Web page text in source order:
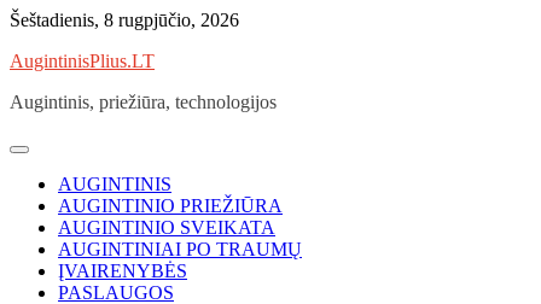
Skip
content
Šeštadienis, 8 rugpjūčio, 2026
AugintinisPlius.LT
Augintinis, priežiūra, technologijos
AUGINTINIS
AUGINTINIO PRIEŽIŪRA
AUGINTINIO SVEIKATA
AUGINTINIAI PO TRAUMŲ
ĮVAIRENYBĖS
PASLAUGOS